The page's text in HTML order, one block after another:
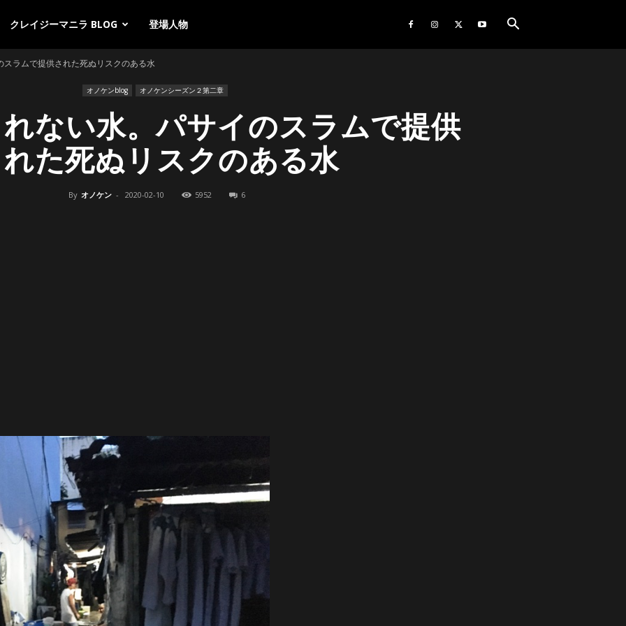
クレイジーマニラ BLOG 登場人物
ラムで提供された死ぬリスクのある水
オノケンblog オノケンシーズン２第二章
ない水。パサイのスラムで提供
た死ぬリスクのある水
By オノケン - 2020-02-10 5952 6